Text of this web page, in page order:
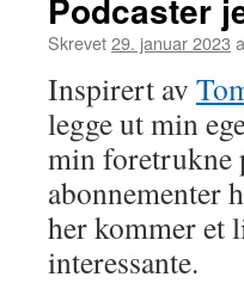
Podcaster
Skrevet29. januar 2023
Inspirert av
legge ut min
min foretrukne
abonnementer
her kommer et
interessante.